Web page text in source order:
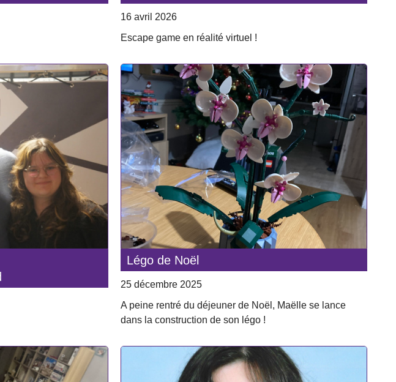
16 avril 2026
Escape game en réalité virtuel !
Légo de Noël
25 décembre 2025
A peine rentré du déjeuner de Noël, Maëlle se lance
dans la construction de son légo !